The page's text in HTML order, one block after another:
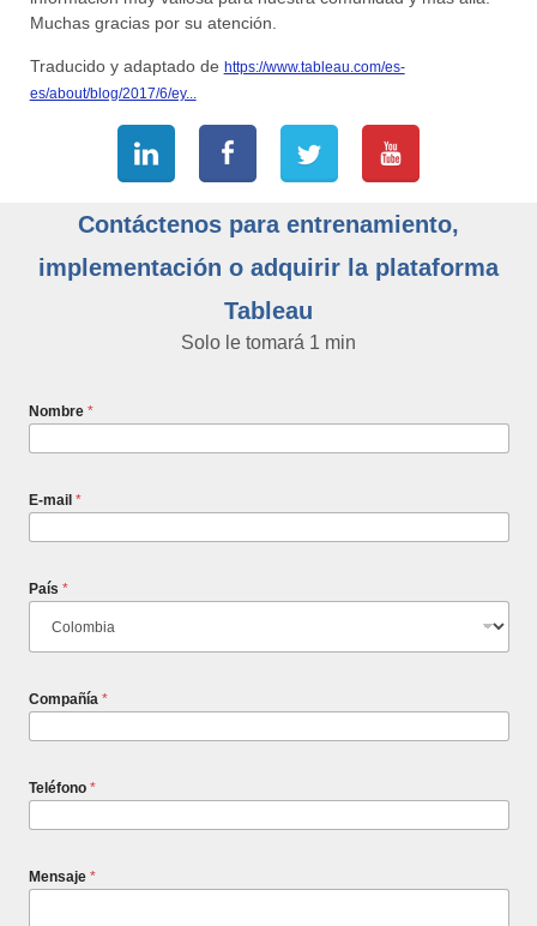
Muchas gracias por su atención.
Traducido y adaptado de https://www.tableau.com/es-
es/about/blog/2017/6/ey...
Contáctenos para entrenamiento,
implementación o adquirir la plataforma
Tableau
Solo le tomará 1 min
Nombre *
E-mail *
País *
Compañía *
Teléfono *
Mensaje *